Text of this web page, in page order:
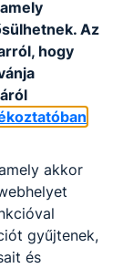
15.
kokárda
Az
hogy
akkor
gyűjtenek,
és